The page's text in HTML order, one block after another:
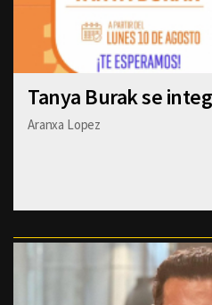
Tanya Burak se
Aranxa Lopez